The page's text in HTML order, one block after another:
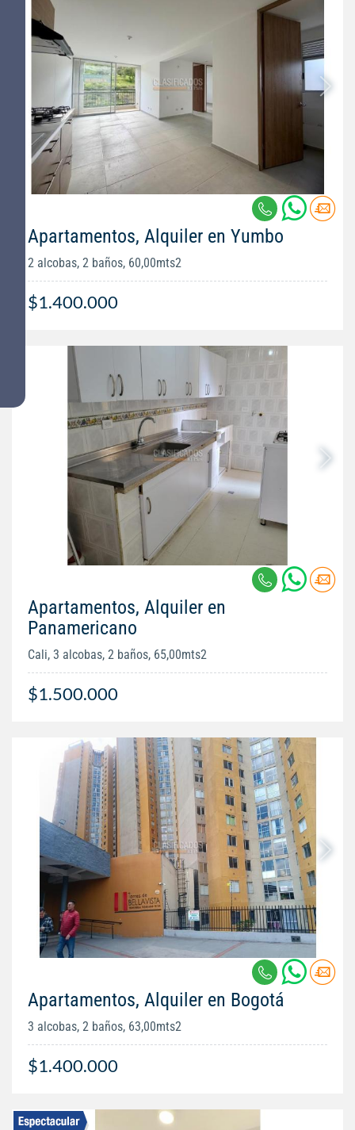
Apartamentos, Alquiler en Yumbo
2 alcobas, 2 baños, 60,00mts2
$1.400.000
Apartamentos, Alquiler en
Panamericano
Cali, 3 alcobas, 2 baños, 65,00mts2
$1.500.000
Apartamentos, Alquiler en Bogotá
3 alcobas, 2 baños, 63,00mts2
$1.400.000